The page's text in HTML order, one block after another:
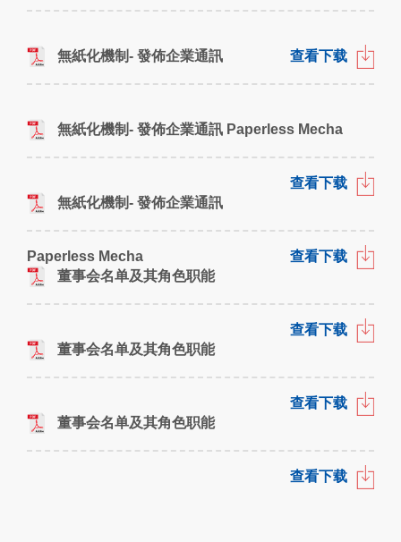
無紙化機制- 發佈企業通訊 查看下载
無紙化機制- 發佈企業通訊 Paperless Mecha
查看下载
無紙化機制- 發佈企業通訊
Paperless Mecha
查看下载
董事会名单及其角色职能
查看下载
董事会名单及其角色职能
查看下载
董事会名单及其角色职能
查看下载